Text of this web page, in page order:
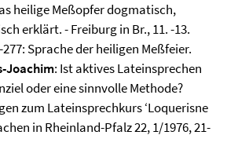
heilige Meßopfer dogmatisch,
erklärt. - Freiburg in Br., 11. -13.
Sprache der heiligen Meßfeier.
Joachim: Ist aktives Lateinsprechen
oder eine sinnvolle Methode?
zum Lateinsprechkurs ‘Loquerisne
in Rheinland-Pfalz 22, 1/1976, 21-